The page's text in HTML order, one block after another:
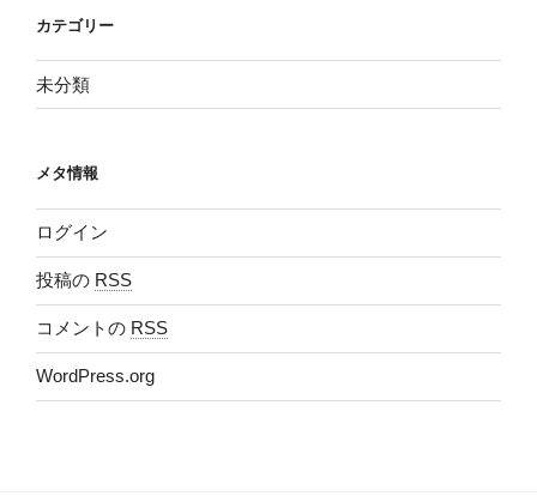
カテゴリー
未分類
メタ情報
ログイン
投稿の RSS
コメントの RSS
WordPress.org